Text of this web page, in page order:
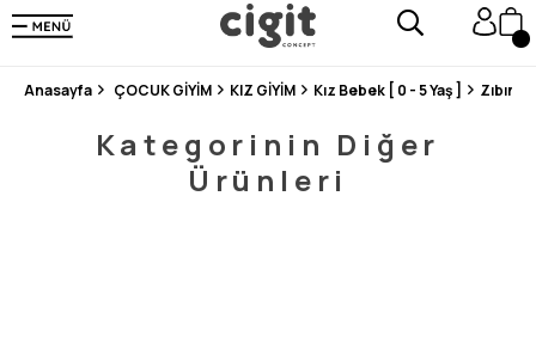
250.000'DEN FAZLA DEĞERLENDİRMEDE 5 ÜZERİNDEN 4.8 PUAN ALDI ⭐⭐⭐⭐⭐
3 MİLYONDAN FAZLA MUTLU MÜŞTERİ ❤️ 10 MİLYON ÜRÜN
Anasayfa ÇOCUK GİYİM KIZ GİYİM Kız Bebek [ 0 - 5 Yaş ] Zıbın
Kategorinin Diğer
Ürünleri